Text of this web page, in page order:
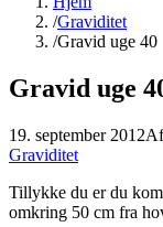
/Graviditet
/Gravid uge 40
Gravid uge
19. september 2012
Graviditet
Tillykke du er du
omkring 50 cm fra